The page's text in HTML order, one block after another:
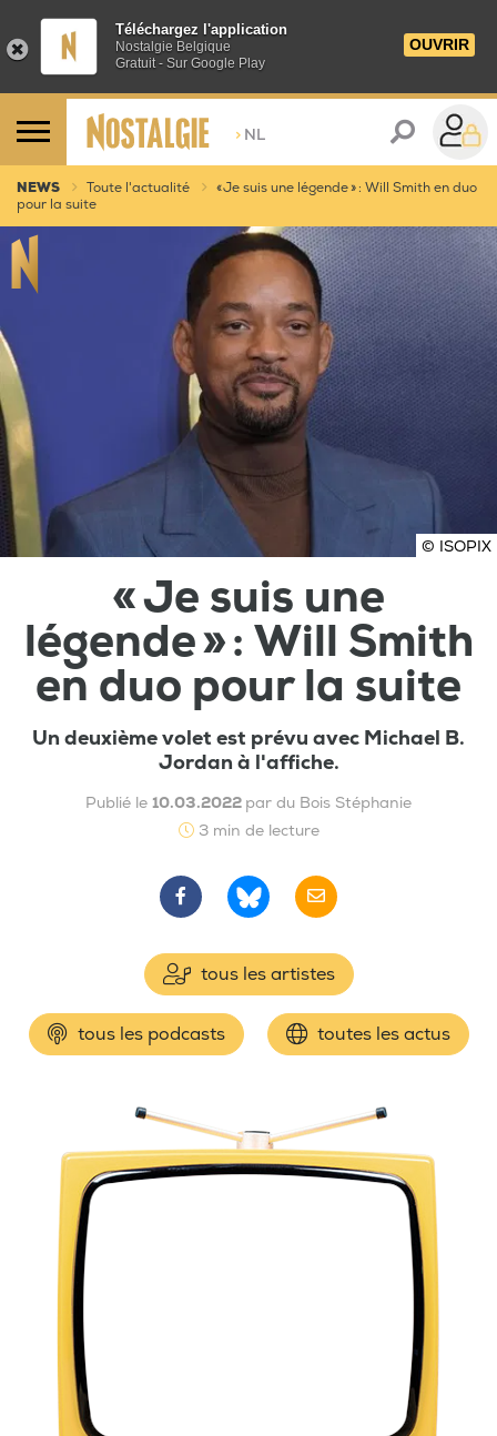
Téléchargez l'application
Nostalgie Belgique
Gratuit - Sur Google Play
OUVRIR
> NL
NEWS Toute l'actualité
« Je suis une légende » : Will Smith en duo
pour la suite
© ISOPIX
« Je suis une
légende » : Will Smith
en duo pour la suite
Un deuxième volet est prévu avec Michael B.
Jordan à l'affiche.
Publié le 10.03.2022 par du Bois Stéphanie
3 min de lecture
tous les artistes
tous les podcasts toutes les actus